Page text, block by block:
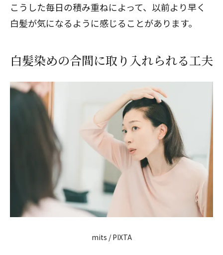
こうした毎日の積み重ねによって、以前より早く
白髪が気になるように感じることがあります。
白髪染めの合間に取り入れられる工夫
mits / PIXTA